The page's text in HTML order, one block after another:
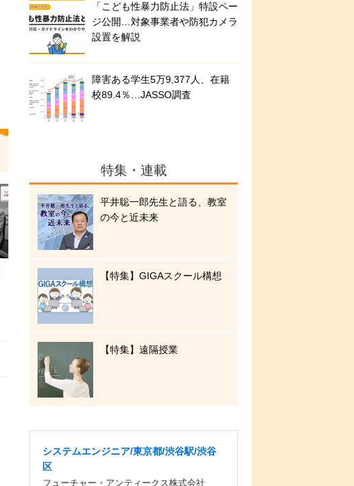
「こども性暴力防止法」特設ペー
ジ公開…対象事業者や防犯カメラ
設置を解説
障害ある学生5万9,377人、在籍
校89.4％…JASSO調査
特集・連載
平井聡一郎先生と語る、教室
の今と近未来
【特集】GIGAスクール構想
【特集】遠隔授業
システムエンジニア/東京都/渋谷駅/渋谷
区
フューチャー・アンティークス株式会社